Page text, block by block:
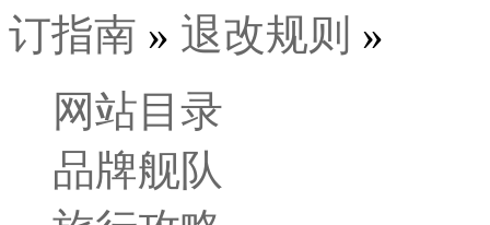
预订指南
订指南 » 退改规则 »
网站目录
品牌舰队